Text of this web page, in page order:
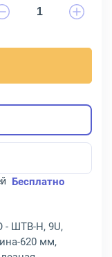
Бесплатно
- ШТВ-Н, 9U,
620 мм,